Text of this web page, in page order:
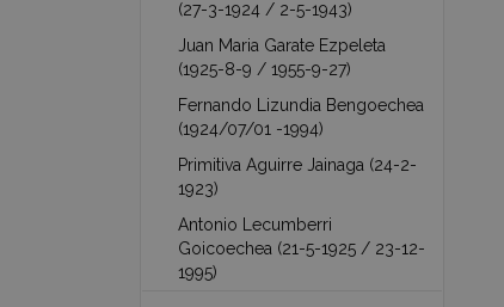
(27-3-1924 / 2-5-1943)
Juan Maria Garate Ezpeleta
(1925-8-9 / 1955-9-27)
Fernando Lizundia Bengoechea
(1924/07/01 -1994)
Primitiva Aguirre Jainaga (24-2-
1923)
Antonio Lecumberri
Goicoechea (21-5-1925 / 23-12-
1995)